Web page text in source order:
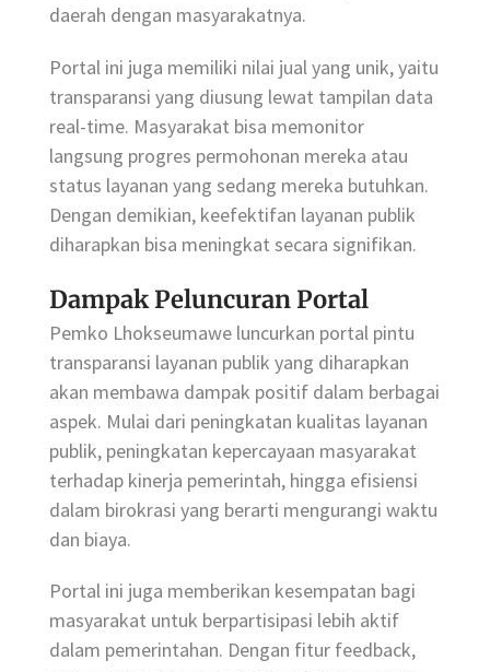
daerah dengan masyarakatnya.
Portal ini juga memiliki nilai jual yang unik, yaitu
transparansi yang diusung lewat tampilan data
real-time. Masyarakat bisa memonitor
langsung progres permohonan mereka atau
status layanan yang sedang mereka butuhkan.
Dengan demikian, keefektifan layanan publik
diharapkan bisa meningkat secara signifikan.
Dampak Peluncuran Portal
Pemko Lhokseumawe luncurkan portal pintu
transparansi layanan publik yang diharapkan
akan membawa dampak positif dalam berbagai
aspek. Mulai dari peningkatan kualitas layanan
publik, peningkatan kepercayaan masyarakat
terhadap kinerja pemerintah, hingga efisiensi
dalam birokrasi yang berarti mengurangi waktu
dan biaya.
Portal ini juga memberikan kesempatan bagi
masyarakat untuk berpartisipasi lebih aktif
dalam pemerintahan. Dengan fitur feedback,